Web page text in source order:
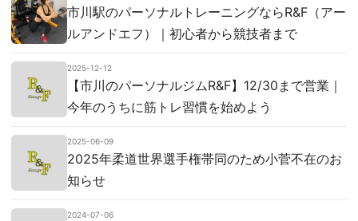
市川駅のパーソナルトレーニングならR&F（アー
ルアンドエフ）｜初心者から競技者まで
2025-12-12
【市川のパーソナルジムR&F】12/30まで営業｜
今年のうちに筋トレ習慣を始めよう
2025-06-09
2025年柔道世界選手権帯同のため小菅不在のお
知らせ
2024-07-06